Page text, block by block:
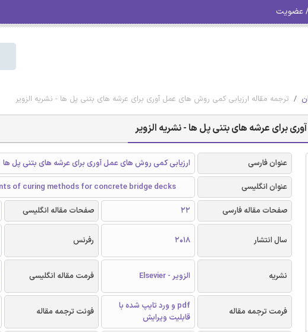
/ عضویت
ترجمه مقاله ارزیابی کمی روش های عمل آوری برای عرشه های بتنی پل ها - نشریه الزویر
برای عرشه های بتنی پل ها - نشریه الزویر
عنوان فارسی
ارزیابی کمی روش های عمل آوری برای عرشه های بتنی پل ها
عنوان انگلیسی
of curing methods for concrete bridge decks
صفحات مقاله فارسی
22 صفحات مقاله انگلیسی
سال انتشار 2018 رفرنس
نشریه الزویر - Elsevier فرمت مقاله انگلیسی
فرمت ترجمه مقاله
pdf و ورد تایپ شده با
قابلیت ویرایش
فونت ترجمه مقاله